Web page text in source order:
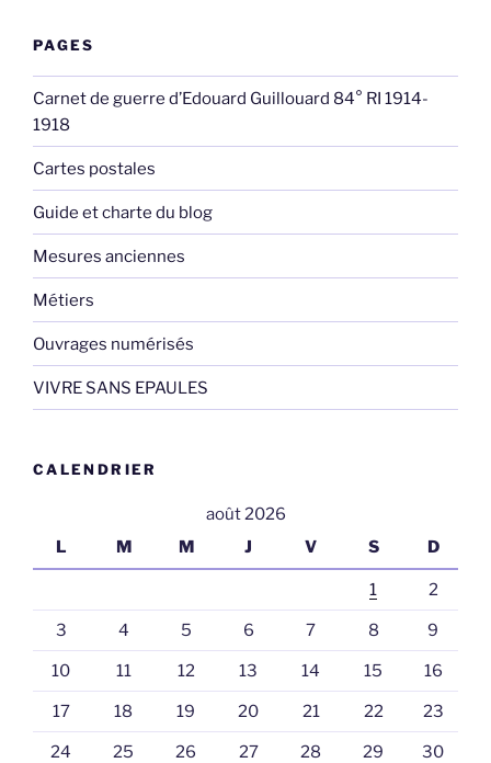
PAGES
Carnet de guerre d’Edouard Guillouard 84° RI 1914-
1918
Cartes postales
Guide et charte du blog
Mesures anciennes
Métiers
Ouvrages numérisés
VIVRE SANS EPAULES
CALENDRIER
août 2026
L
M M J V S D
1 2
3 4 5 6 7 8 9
10 11 12 13 14 15 16
17 18 19 20 21 22 23
24 25 26 27 28 29 30